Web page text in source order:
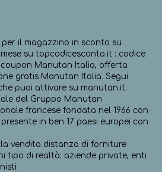
il magazzino in sconto su
su topcodicesconto.it : codice
Manutan Italia, offerta
gratis Manutan Italia. Segui
puoi attivare su manutan.it.
del Gruppo Manutan
francese fondata nel 1966 con
in ben 17 paesi europei con
vendita distanza di forniture
tipo di realtà: aziende private, enti